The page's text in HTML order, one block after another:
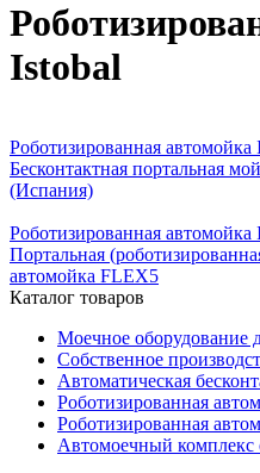
Istobal
Роботизированная автомойка
Бесконтактная портальная
(Испания)
Роботизированная автомойка
Портальная
автомойка FLEX5
Каталог товаров
Моечное
Собственное
Автоматическая
Роботизированная
Роботизированная
Автомоечный комплекс